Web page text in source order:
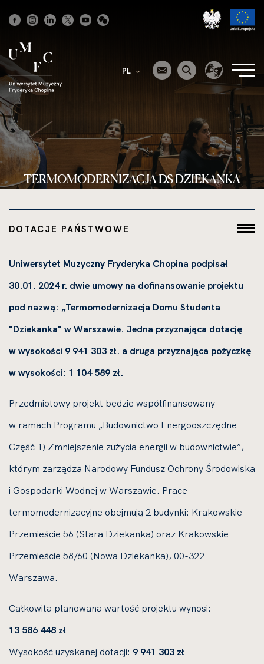
Strona
główna
PL
TERMOMODERNIZACJA DS DZIEKANKA
DOTACJE PAŃSTWOWE
Uniwersytet Muzyczny Fryderyka Chopina podpisał
30.01. 2024 r. dwie umowy na dofinansowanie projektu
pod nazwą: „Termomodernizacja Domu Studenta
"Dziekanka" w Warszawie. Jedna przyznająca dotację
w wysokości 9 941 303 zł. a druga przyznająca pożyczkę
w wysokości: 1 104 589 zł.
Przedmiotowy projekt będzie współfinansowany
w ramach Programu „Budownictwo Energooszczędne
Część 1) Zmniejszenie zużycia energii w budownictwie”,
którym zarządza Narodowy Fundusz Ochrony Środowiska
i Gospodarki Wodnej w Warszawie. Prace
termomodernizacyjne obejmują 2 budynki: Krakowskie
Przemieście 56 (Stara Dziekanka) oraz Krakowskie
Przemieście 58/60 (Nowa Dziekanka), 00-322
Warszawa.
Całkowita planowana wartość projektu wynosi:
13 586 448 zł
Wysokość uzyskanej dotacji: 9 941 303 zł